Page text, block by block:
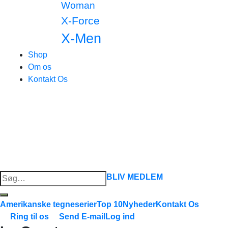
Woman
X-Force
X-Men
Shop
Om os
Kontakt Os
Søg
efter:
BLIV MEDLEM
Amerikanske tegneserierTop 10NyhederKontakt Os
Ring til os
Send E-mail Log ind